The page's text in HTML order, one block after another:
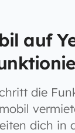
auf
die
dich in